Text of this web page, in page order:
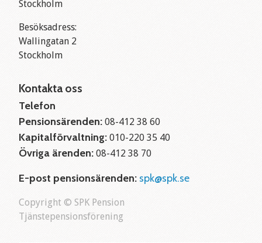
Stockholm
Besöksadress:
Wallingatan 2
Stockholm
Kontakta oss
Telefon
Pensionsärenden: 08-412 38 60
Kapitalförvaltning: 010-220 35 40
Övriga ärenden: 08-412 38 70
E-post pensionsärenden:spk@spk.se
Copyright © SPK Pension
Tjänstepensionsförening